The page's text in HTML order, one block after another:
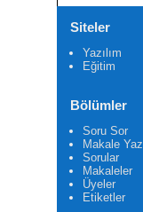
Siteler
Yazılım
Eğitim
Bölümler
Soru Sor
Makale Yaz
Sorular
Makaleler
Üyeler
Etiketler